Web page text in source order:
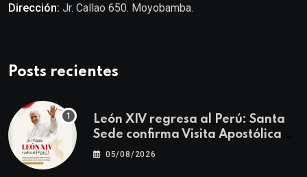
Dirección: Jr. Callao 650. Moyobamba.
Posts recientes
León XIV regresa al Perú: Santa
Sede confirma Visita Apostólica
del 11 al 17 de noviembre
05/08/2026